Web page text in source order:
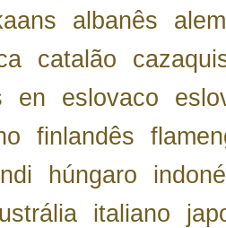
albanês
catalão
en eslovaco
finlandês
húngaro
italiano